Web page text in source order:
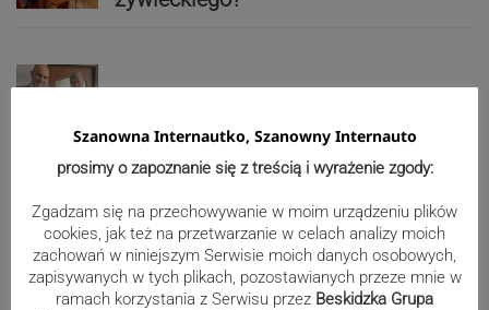
Reklama
Szanowna Internautko, Szanowny Internauto
prosimy o zapoznanie się z treścią i wyrażenie zgody:
Zgadzam się na przechowywanie w moim urządzeniu plików
cookies, jak też na przetwarzanie w celach analizy moich
zachowań w niniejszym Serwisie moich danych osobowych,
zapisywanych w tych plikach, pozostawianych przeze mnie w
ramach korzystania z Serwisu przez Beskidzka Grupa